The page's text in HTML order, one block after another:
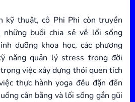
kỹ thuật, cô Phi Phi còn truyền
những buổi chia sẻ về lối sống
dưỡng khoa học, các phương
năng quản lý stress trong đời
việc xây dựng thói quen tích
thực hành yoga đều đặn đến
cân bằng và lối sống gần gũi